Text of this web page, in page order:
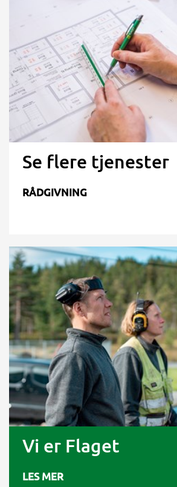
Se flere tjenester
RÅDGIVNING
Vi er Flaget
LES MER